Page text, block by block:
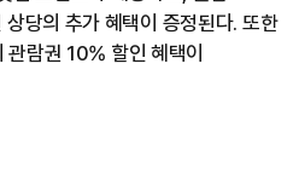
당의 추가 혜택이 증정된다. 또한
람권 10% 할인 혜택이